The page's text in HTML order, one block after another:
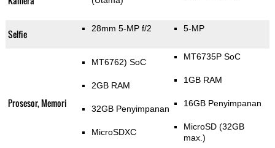
Selfie 28mm 5-MP f/2 5-MP
Prosesor, Memori
MT6762) SoC
2GB RAM
32GB Penyimpanan
MicroSDXC
MT6735P SoC
1GB RAM
16GB Penyimpanan
MicroSD (32GB
max.)